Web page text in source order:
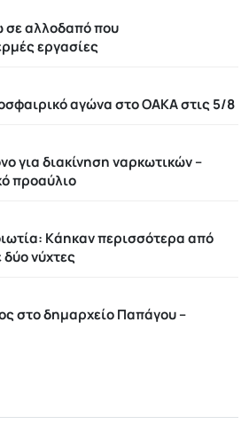
σε αλλοδαπό που
εργασίες
αγώνα στο ΟΑΚΑ στις 5/8
για διακίνηση ναρκωτικών –
προαύλιο
Kάηκαν περισσότερα από
νύχτες
στο δημαρχείο Παπάγου –